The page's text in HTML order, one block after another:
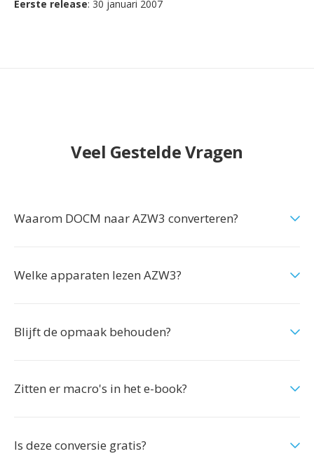
Eerste release: 30 januari 2007
Veel Gestelde Vragen
Waarom DOCM naar AZW3 converteren?
Welke apparaten lezen AZW3?
Blijft de opmaak behouden?
Zitten er macro's in het e-book?
Is deze conversie gratis?